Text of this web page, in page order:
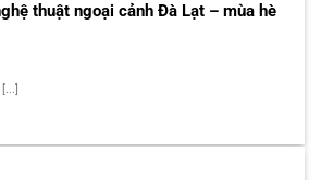
thuật ngoại cảnh Đà Lạt – mùa hè